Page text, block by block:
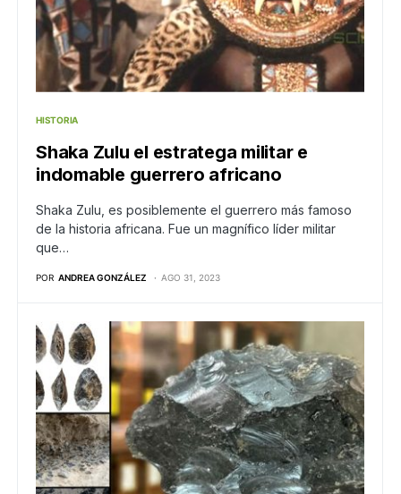
HISTORIA
Shaka Zulu el estratega militar e
indomable guerrero africano
Shaka Zulu, es posiblemente el guerrero más famoso
de la historia africana. Fue un magnífico líder militar
que…
POR ANDREA GONZÁLEZ AGO 31, 2023